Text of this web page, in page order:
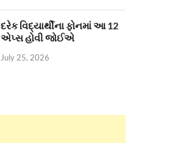
દરેક વિદ્યાર્થીના ફોનમાં આ 12
એપ્સ હોવી જોઈએ
July 25, 2026